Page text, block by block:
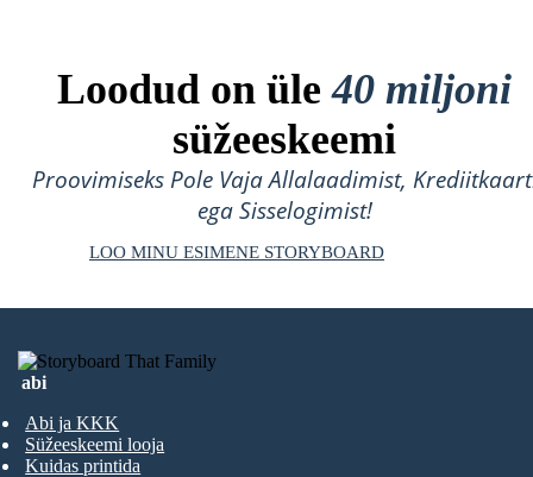
Loodud on üle40 miljoni
süžeeskeemi
Proovimiseks Pole Vaja Allalaadimist,
ega Sisselogimist!
LOO MINU ESIMENE STORYBOARD
abi
Abi ja KKK
Süžeeskeemi looja
Kuidas printida